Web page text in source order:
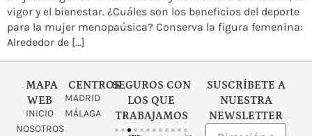
vigor y el bienestar. ¿Cuáles son los beneficios del deporte
para la mujer menopaúsica? Conserva la figura femenina:
Alrededor de […]
MAPA
WEB
INICIO
NOSOTROS
CENTROS
MADRID
MÁLAGA
SEGUROS CON
LOS QUE
TRABAJAMOS
SUSCRÍBETE A
NUESTRA
NEWSLETTER